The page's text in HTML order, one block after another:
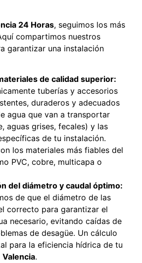
24 Horas, seguimos los más
compartimos nuestros
garantizar una instalación
de calidad superior:
tuberías y accesorios
duraderos y adecuados
agua que van a transportar
aguas grises, fecales) y las
de tu instalación.
los materiales más fiables del
PVC, cobre, multicapa o
del diámetro y caudal óptimo:
de que el diámetro de las
correcto para garantizar el
necesario, evitando caídas de
de desagüe. Un cálculo
para la eficiencia hídrica de tu
Valencia.